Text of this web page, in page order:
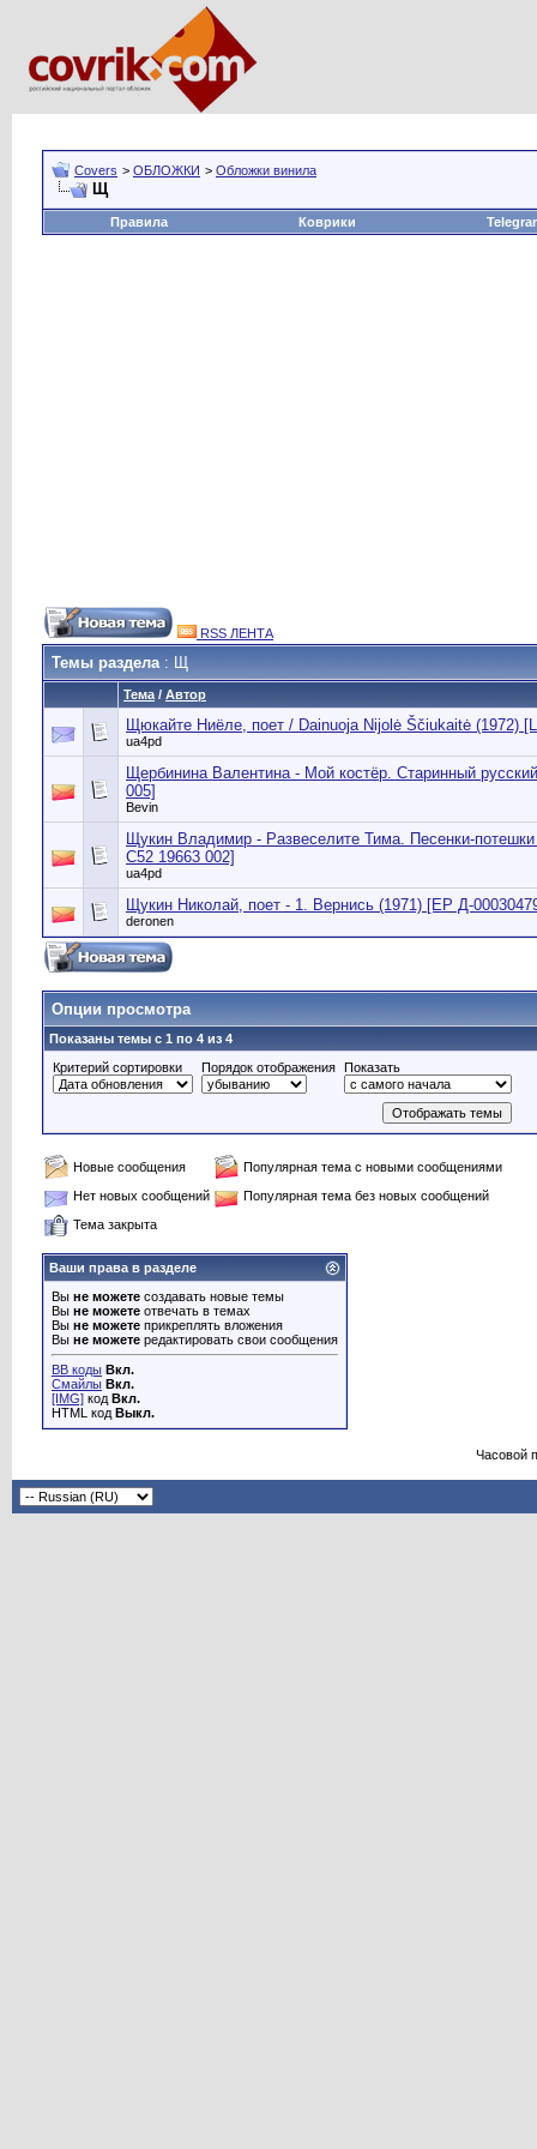
Covers > ОБЛОЖКИ > Обложки винила
Щ
Правила Коврики
RSS ЛЕНТА
Темы раздела: Щ
Тема / Автор
Щюкайте Ниёле, поет / Dainuoja Nijolė Ščiukaitė (1972)
ua4pd
Щербинина Валентина - Мой костёр. Старинный
005]
Bevin
Щукин Владимир - Развеселите Тима. Песенки-
С52 19663 002]
ua4pd
Щукин Николай, поет - 1. Вернись (1971) [EP Д-
deronen
Опции просмотра
Показаны темы с 1 по 4 из 4
Критерий сортировки
Порядок отображения Показать
Новые сообщения
Популярная тема с новыми сообщениями
Нет новых сообщений
Популярная тема без новых сообщений
Тема закрыта
Ваши права в разделе
Вы не можете создавать новые темы
Вы не можете отвечать в темах
Вы не можете прикреплять вложения
Вы не можете редактировать свои сообщения
BB коды Вкл.
Смайлы Вкл.
[IMG] код Вкл.
HTML код Выкл.
Часовой